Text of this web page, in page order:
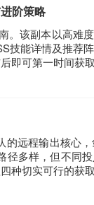
阶策略
。该副本以高难
技能详情及推荐
即可第一时间获取
的远程输出核心
径多样，但不
种切实可行的获